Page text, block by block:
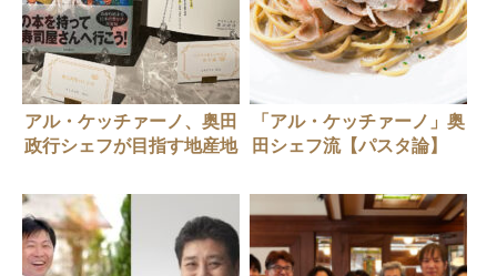
アル・ケッチァーノ、奥田
政行シェフが目指す地産地
「アル・ケッチァーノ」奥
田シェフ流【パスタ論】